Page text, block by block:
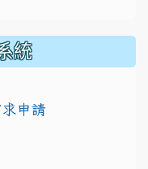
統
申請